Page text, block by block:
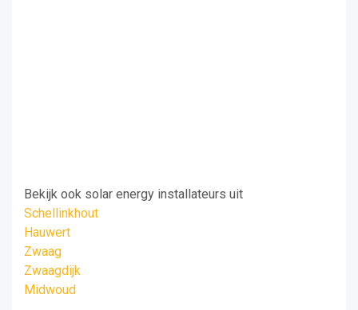
Bekijk ook solar energy installateurs uit
Schellinkhout
Hauwert
Zwaag
Zwaagdijk
Midwoud